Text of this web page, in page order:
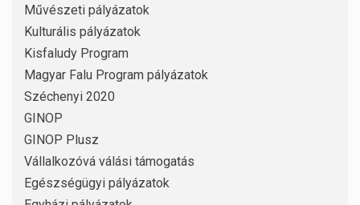
Művészeti pályázatok
Kulturális pályázatok
Kisfaludy Program
Magyar Falu Program pályázatok
Széchenyi 2020
GINOP
GINOP Plusz
Vállalkozóvá válási támogatás
Egészségügyi pályázatok